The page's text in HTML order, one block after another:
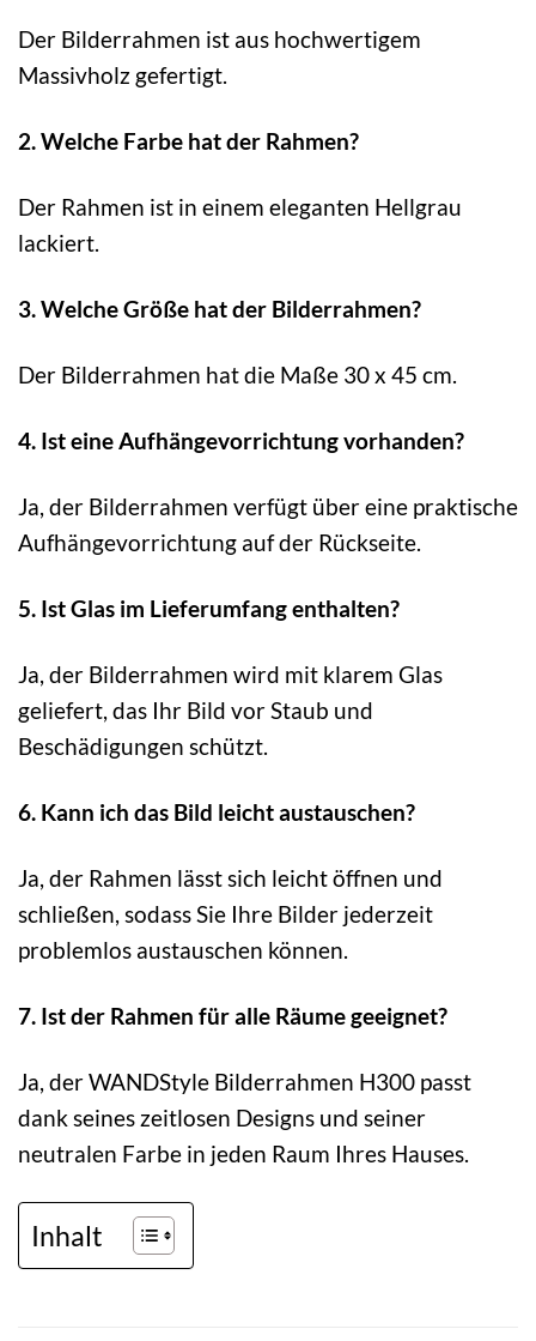
Der Bilderrahmen ist aus hochwertigem
Massivholz gefertigt.
2. Welche Farbe hat der Rahmen?
Der Rahmen ist in einem eleganten Hellgrau
lackiert.
3. Welche Größe hat der Bilderrahmen?
Der Bilderrahmen hat die Maße 30 x 45 cm.
4. Ist eine Aufhängevorrichtung vorhanden?
Ja, der Bilderrahmen verfügt über eine praktische
Aufhängevorrichtung auf der Rückseite.
5. Ist Glas im Lieferumfang enthalten?
Ja, der Bilderrahmen wird mit klarem Glas
geliefert, das Ihr Bild vor Staub und
Beschädigungen schützt.
6. Kann ich das Bild leicht austauschen?
Ja, der Rahmen lässt sich leicht öffnen und
schließen, sodass Sie Ihre Bilder jederzeit
problemlos austauschen können.
7. Ist der Rahmen für alle Räume geeignet?
Ja, der WANDStyle Bilderrahmen H300 passt
dank seines zeitlosen Designs und seiner
neutralen Farbe in jeden Raum Ihres Hauses.
Inhalt